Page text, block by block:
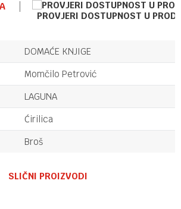
PROVJERI DOSTUPNOST U
DOMAĆE KNJIGE
Momčilo Petrović
LAGUNA
Ćirilica
Broš
SLIČNI PROIZVODI